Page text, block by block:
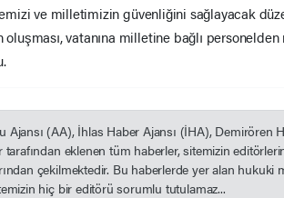
ve milletimizin güvenliğini sağlayacak
oluşması, vatanına milletine bağlı
Ajansı (AA), İhlas Haber Ajansı (İHA), Demirören
tarafından eklenen tüm haberler, sitemizin
çekilmektedir. Bu haberlerde yer alan hukuki
hiç bir editörü sorumlu tutulamaz...